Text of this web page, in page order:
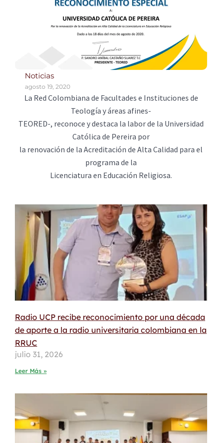
Noticias
agosto 19, 2020
La Red Colombiana de Facultades e Instituciones de
Teología y áreas afines-
TEORED-, reconoce y destaca la labor de la Universidad
Católica de Pereira por
la renovación de la Acreditación de Alta Calidad para el
programa de la
Licenciatura en Educación Religiosa.
Radio UCP recibe reconocimiento por una década
de aporte a la radio universitaria colombiana en la
RRUC
julio 31, 2026
Leer Más »